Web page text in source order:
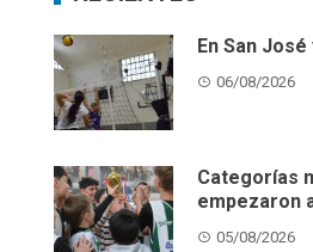
En San
06/08/2026
Categorías
empezaron
05/08/2026